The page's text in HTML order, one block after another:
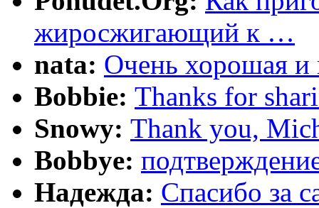
жиросжигающий к …
nata: Очень хорошая и
Bobbie: Thanks for
Snowy: Thank you,
Bobbye:
Надежда: Cпасибо за